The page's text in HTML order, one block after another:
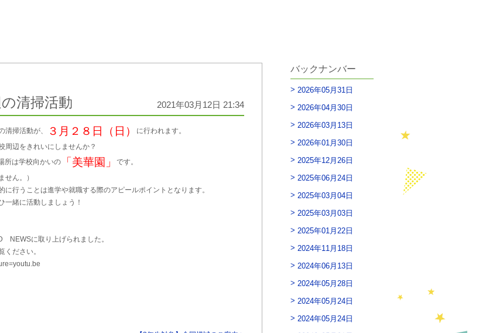
清掃活動 2021年03月12日 21:34
清掃活動が、 ３月２８日（日）
に行われます。
周辺をきれいにしませんか？
所は学校向かいの 「美華園」
です。
せん。）
行うことは進学や就職する際のアピールポイントとなります。
一緒に活動しましょう！
に取り上げられました。
ださい。
バックナンバー
2026年05月31日
2026年04月30日
2026年03月13日
2026年01月30日
2025年12月26日
2025年06月24日
2025年03月04日
2025年03月03日
2025年01月22日
2024年11月18日
2024年06月13日
2024年05月28日
2024年05月24日
2024年05月24日